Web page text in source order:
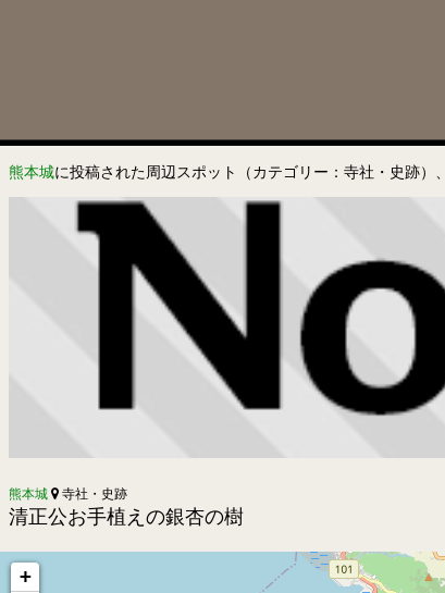
熊本城に投稿された周辺スポット（カテゴリー：寺社・史跡）
熊本城 寺社・史跡
清正公お手植えの銀杏の樹
+